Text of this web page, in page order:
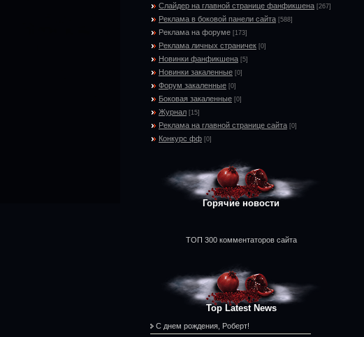
Слайдер на главной странице фанфикшена [267]
Реклама в боковой панели сайта [588]
Реклама на форуме [173]
Реклама личных страничек [0]
Новинки фанфикшена [5]
Новинки закаленные [0]
Форум закаленные [0]
Боковая закаленные [0]
Журнал [15]
Реклама на главной странице сайта [0]
Конкурс фф [0]
Горячие новости
ТОП 300 комментаторов сайта
Top Latest News
С днем рождения, Роберт!